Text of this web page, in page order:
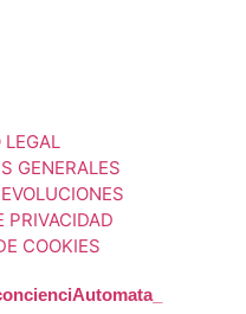
LEGAL
GENERALES
PRIVACIDAD
COOKIES